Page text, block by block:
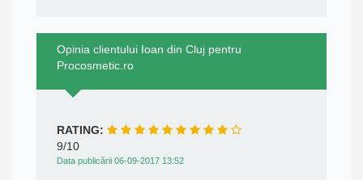
Opinia clientului Ioan din Cluj pentru
Procosmetic.ro
RATING:
9/10
Data publicării 06-09-2017 13:52